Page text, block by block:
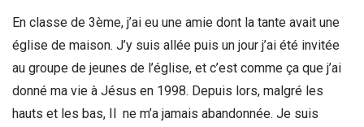
En classe de 3ème, j’ai eu une amie dont la tante avait une
église de maison. J’y suis allée puis un jour j’ai été invitée
au groupe de jeunes de l’église, et c’est comme ça que j’ai
donné ma vie à Jésus en 1998. Depuis lors, malgré les
hauts et les bas, Il ne m’a jamais abandonnée. Je suis